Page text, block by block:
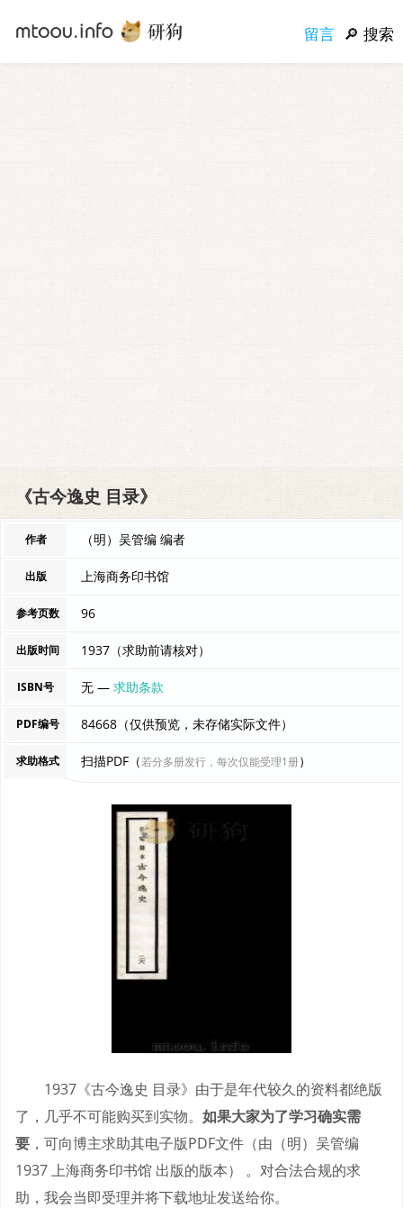
留言 搜索
《古今逸史 目录》
作者 （明）吴管编 编者
出版 上海商务印书馆
参考页数 96
出版时间 1937（求助前请核对）
ISBN号 无 —求助条款
PDF编号 84668（仅供预览，未存储实际文件）
求助格式 扫描PDF（若分多册发行，每次仅能受理1册）
1937《古今逸史 目录》由于是年代较久的资料都绝版
了，几乎不可能购买到实物。 如果大家为了学习确实需
要 ，可向博主求助其电子版PDF文件（由（明）吴管编
1937 上海商务印书馆 出版的版本） 。对合法合规的求
助，我会当即受理并将下载地址发送给你。